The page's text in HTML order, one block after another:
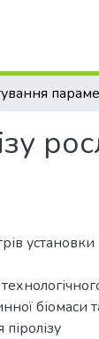
установки
біомаси